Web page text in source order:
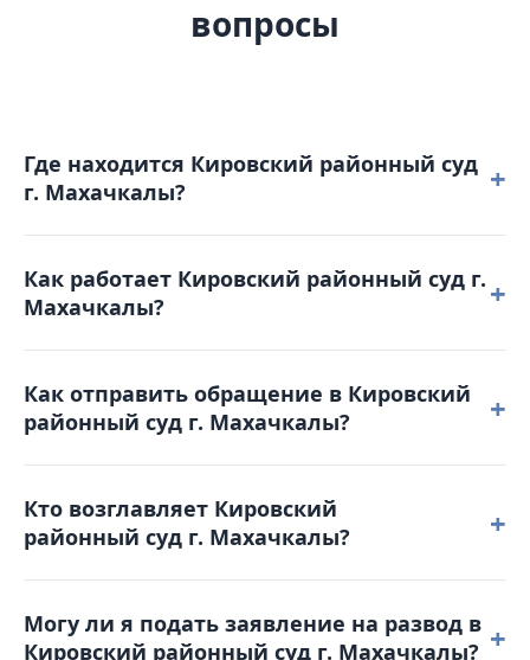
вопросы
Где находится Кировский районный суд
г. Махачкалы?
+
по адресу: 367009, г. Махачкала, ул. Керимова, д. 7.
Как работает Кировский районный суд г.
Махачкалы?
+
00 пятница: с 9-00 до 16-45. Обеденный перерыв с
13-00 до 13-45. Выходные дни: суббота,
воскресенье и праздничные дни. График приема
течение рабочего дня.
Как отправить обращение в Кировский
районный суд г. Махачкалы?
+
для получения справочной информации или
отправить письмо на электронную почту:
kirovskiy.dag@sudrf.ru или воспользоваться
Кто возглавляет Кировский
районный суд г. Махачкалы?
+
Магомедаминович.
Могу ли я подать заявление на развод в
Кировский районный суд г. Махачкалы? +